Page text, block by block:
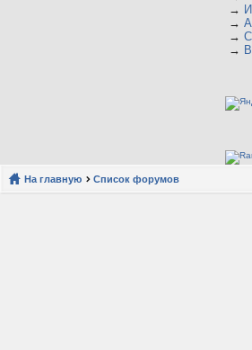
→
→
→
→
На главную Список форумов